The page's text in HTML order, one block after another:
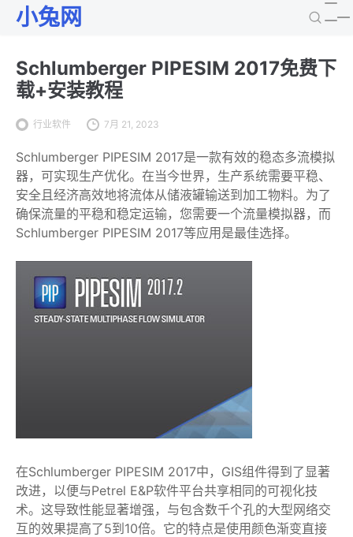
小兔网
Schlumberger PIPESIM 2017免费下
载+安装教程
行业软件 7月 21, 2023
Schlumberger PIPESIM 2017是一款有效的稳态多流模拟
器，可实现生产优化。在当今世界，生产系统需要平稳、
安全且经济高效地将流体从储液罐输送到加工物料。为了
确保流量的平稳和稳定运输，您需要一个流量模拟器，而
Schlumberger PIPESIM 2017等应用是最佳选择。
在Schlumberger PIPESIM 2017中，GIS组件得到了显著
改进，以便与Petrel E&P软件平台共享相同的可视化技
术。这导致性能显著增强，与包含数千个孔的大型网络交
互的效果提高了5到10倍。它的特点是使用颜色渐变直接